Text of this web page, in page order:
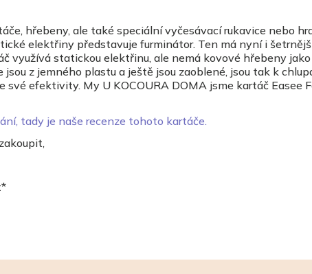
hřebeny, ale také speciální vyčesávací rukavice nebo
elektřiny představuje furminátor. Ten má nyní i
využívá statickou elektřinu, ale nemá kovové hřebeny
z jemného plastu a ještě jsou zaoblené, jsou tak k
efektivity. My U KOCOURA DOMA jsme kartáč Easee
tady je naše recenze tohoto kartáče.